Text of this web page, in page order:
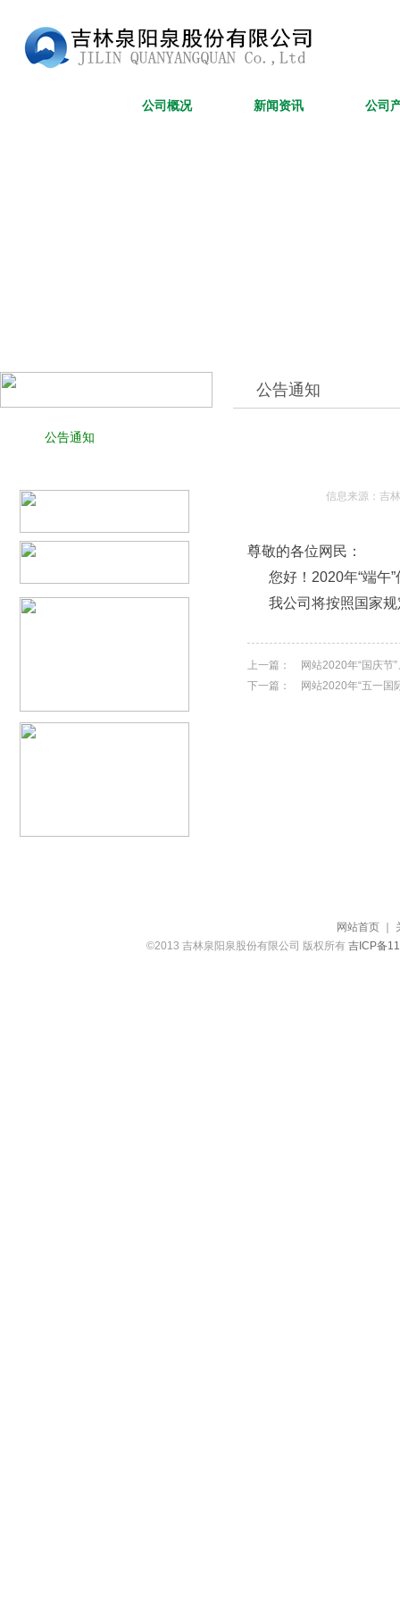
公司概况 新闻资讯 公司
公告通知
公告通知
信息来源：吉
尊敬的各位网民：
您好！2020年“端午”
我公司将按照国家规
上一篇：
网站2020年“国庆节
下一篇：
网站2020年“五一国
网站首页
©2013 吉林泉阳泉股份有限公司 版权所有吉ICP备